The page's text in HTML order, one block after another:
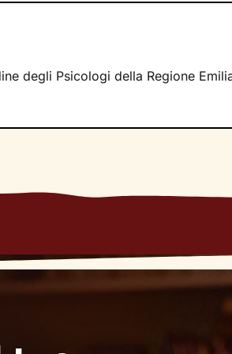
cui non sei ancora pienamente
interiori che ti permetteranno di
degli Psicologi della Regione